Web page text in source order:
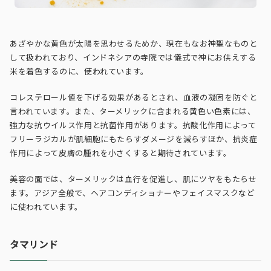
あざやかな黄色が太陽を思わせるためか、現在もなお神聖なものと
して扱われており、インドネシアの寺院では儀式で神にお供えする
米を着色するのに、使われています。
コレステロール値を下げる効果があるとされ、血液の凝固を防ぐと
言われています。また、ターメリックに含まれる黄色い色素には、
強力な抗ウイルス作用と抗菌作用があります。抗酸化作用によって
フリーラジカルが肌細胞にもたらすダメージを減らすほか、抗炎症
作用によって皮膚の腫れを小さくすると期待されています。
美容の面では、ターメリックは血行を促進し、肌にツヤをもたらせ
ます。アジア全般で、ヘアコンディショナーやフェイスマスクなど
に使われています。
タマリンド